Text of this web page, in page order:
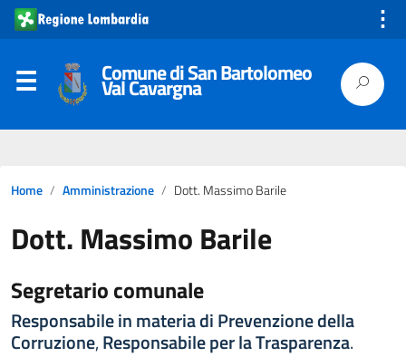
⋮
Comune di San Bartolomeo
Val Cavargna
Home Amministrazione Dott. Massimo Barile
Dott. Massimo Barile
Segretario comunale
Responsabile in materia di Prevenzione della
Corruzione,Responsabile per la Trasparenza.